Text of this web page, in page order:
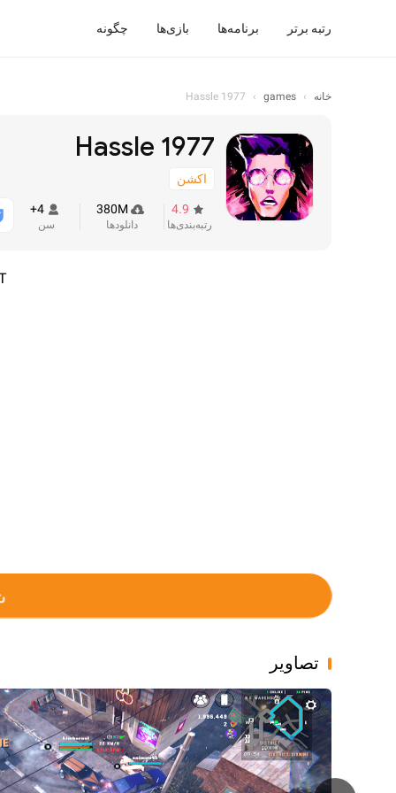
رتبه برتر برنامه‌ها بازی‌ها چگونه
خانه ›
games
›
Hassle 1977
Hassle 1977
اکشن
4.9
رتبه‌بندی‌ها
380M
دانلودها
4+
سن
تصاویر